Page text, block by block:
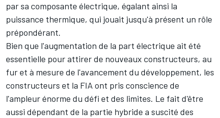
par sa composante électrique, égalant ainsi la
puissance thermique, qui jouait jusqu'à présent un rôle
prépondérant.
Bien que l'augmentation de la part électrique ait été
essentielle pour attirer de nouveaux constructeurs, au
fur et à mesure de l'avancement du développement, les
constructeurs et la FIA ont pris conscience de
l'ampleur énorme du défi et des limites. Le fait d'être
aussi dépendant de la partie hybride a suscité des